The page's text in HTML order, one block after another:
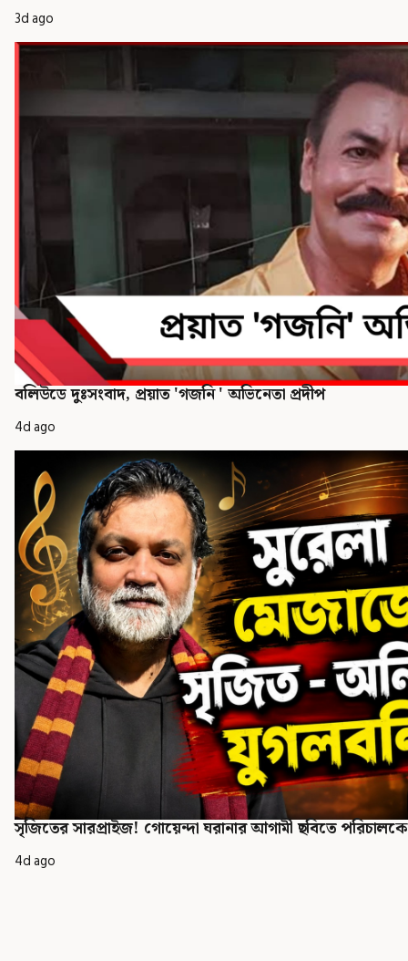
3d ago
বলিউডে দুঃসংবাদ, প্রয়াত 'গজনি ' অভিনেতা প্রদীপ
4d ago
সৃজিতের সারপ্রাইজ! গোয়েন্দা ঘরানার আগামী ছবিতে
4d ago